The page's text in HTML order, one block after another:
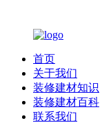
首页
关于我们
装修建材知识
装修建材百科
联系我们